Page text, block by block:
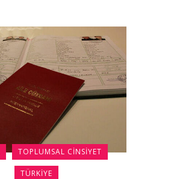
TOPLUMSAL CINSIYET
TÜRKIYE